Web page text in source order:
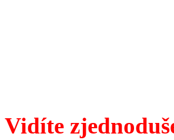
Vidíte